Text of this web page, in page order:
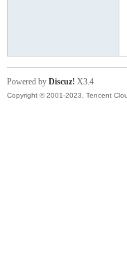
Powered by Discuz! X3.4
Copyright © 2001-2023, Tencent